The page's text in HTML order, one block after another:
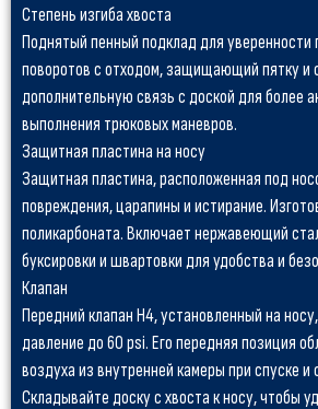
Степень изгиба хвоста
Поднятый пенный подклад для уверенности
поворотов с отходом, защищающий пятку
дополнительную связь с доской для более
выполнения трюковых маневров.
Защитная пластина на носу
Защитная пластина, расположенная под
повреждения, царапины и истирание.
поликарбоната. Включает нержавеющий
буксировки и швартовки для удобства и
Клапан
Передний клапан H4, установленный на
давление до 60 psi. Его передняя позиция
воздуха из внутренней камеры при спуске и
Складывайте доску с хвоста к носу, чтобы